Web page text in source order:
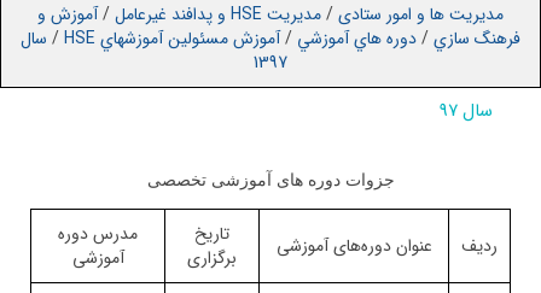
مدیریت ها و امور ستادی/مدیریت HSE و پدافند غیرعامل /آموزش و
فرهنگ سازي/دوره هاي آموزشي /آموزش مسئولين آموزشهاي HSE / سال
1397
سال 97
جزوات دوره های آموزشی تخصصی
ردیف عنوان دوره‌های آموزشی
تاریخ
برگزاری
مدرس دوره
آموزشی